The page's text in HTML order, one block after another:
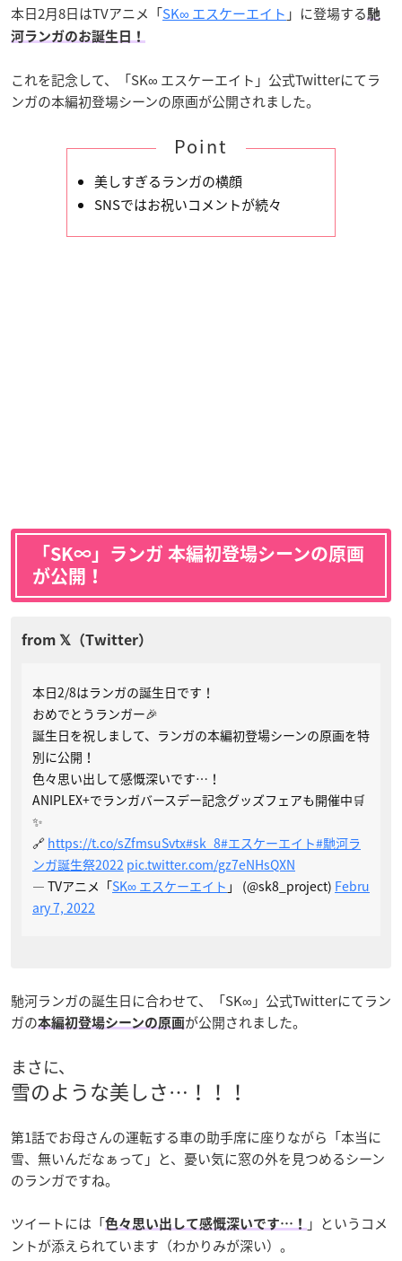
本日2月8日はTVアニメ「SK∞ エスケーエイト 」に登場する馳
河ランガのお誕生日！
これを記念して、「SK∞ エスケーエイト」公式Twitterにてラ
ンガの本編初登場シーンの原画が公開されました。
Point
美しすぎるランガの横顔
SNSではお祝いコメントが続々
「SK∞」ランガ 本編初登場シーンの原画
が公開！
本日2/8はランガの誕生日です！
おめでとうランガー🎉
誕生日を祝しまして、ランガの本編初登場シーンの原画を特
別に公開！
色々思い出して感慨深いです…！
ANIPLEX+でランガバースデー記念グッズフェアも開催中🛒
✨
🔗 https://t.co/sZfmsuSvtx#sk_8#エスケーエイト#馳河ラ
ンガ誕生祭2022 pic.twitter.com/gz7eNHsQXN
— TVアニメ「SK∞ エスケーエイト 」 (@sk8_project) Febru
ary 7, 2022
馳河ランガの誕生日に合わせて、「SK∞」公式Twitterにてラン
ガの本編初登場シーンの原画が公開されました。
まさに、
雪のような美しさ…！！！
第1話でお母さんの運転する車の助手席に座りながら「本当に
雪、無いんだなぁって」と、憂い気に窓の外を見つめるシーン
のランガですね。
ツイートには「色々思い出して感慨深いです…！
」というコメ
ントが添えられています（わかりみが深い）。